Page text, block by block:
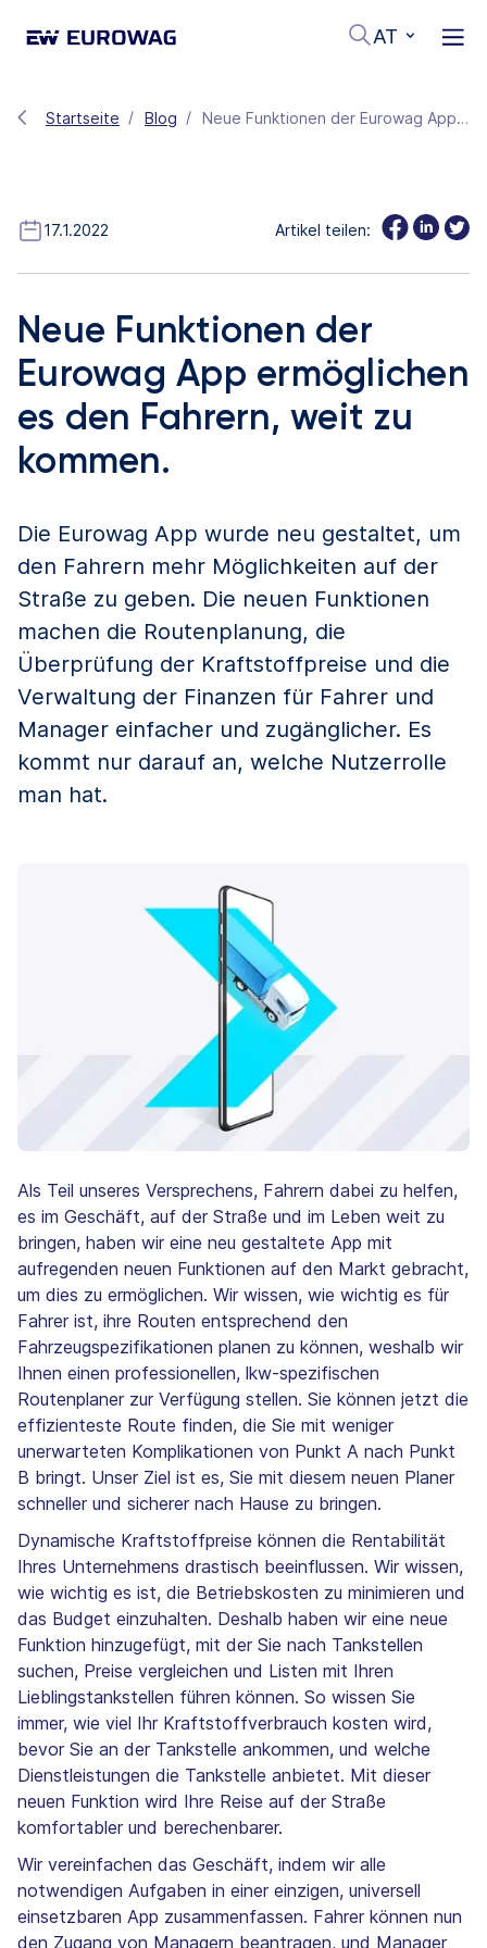
AT
Startseite Blog Neue Funktionen der Eurowag App ermöglichen es den Fahrern, weit zu kommen.
17.1.2022 Artikel teilen:
Neue Funktionen der
Eurowag App ermöglichen
es den Fahrern, weit zu
kommen.
Die Eurowag App wurde neu gestaltet, um
den Fahrern mehr Möglichkeiten auf der
Straße zu geben. Die neuen Funktionen
machen die Routenplanung, die
Überprüfung der Kraftstoffpreise und die
Verwaltung der Finanzen für Fahrer und
Manager einfacher und zugänglicher. Es
kommt nur darauf an, welche Nutzerrolle
man hat.
Als Teil unseres Versprechens, Fahrern dabei zu helfen,
es im Geschäft, auf der Straße und im Leben weit zu
bringen, haben wir eine neu gestaltete App mit
aufregenden neuen Funktionen auf den Markt gebracht,
um dies zu ermöglichen. Wir wissen, wie wichtig es für
Fahrer ist, ihre Routen entsprechend den
Fahrzeugspezifikationen planen zu können, weshalb wir
Ihnen einen professionellen, lkw-spezifischen
Routenplaner zur Verfügung stellen. Sie können jetzt die
effizienteste Route finden, die Sie mit weniger
unerwarteten Komplikationen von Punkt A nach Punkt
B bringt. Unser Ziel ist es, Sie mit diesem neuen Planer
schneller und sicherer nach Hause zu bringen.
Dynamische Kraftstoffpreise können die Rentabilität
Ihres Unternehmens drastisch beeinflussen. Wir wissen,
wie wichtig es ist, die Betriebskosten zu minimieren und
das Budget einzuhalten. Deshalb haben wir eine neue
Funktion hinzugefügt, mit der Sie nach Tankstellen
suchen, Preise vergleichen und Listen mit Ihren
Lieblingstankstellen führen können. So wissen Sie
immer, wie viel Ihr Kraftstoffverbrauch kosten wird,
bevor Sie an der Tankstelle ankommen, und welche
Dienstleistungen die Tankstelle anbietet. Mit dieser
neuen Funktion wird Ihre Reise auf der Straße
komfortabler und berechenbarer.
Wir vereinfachen das Geschäft, indem wir alle
notwendigen Aufgaben in einer einzigen, universell
einsetzbaren App zusammenfassen. Fahrer können nun
den Zugang von Managern beantragen, und Manager